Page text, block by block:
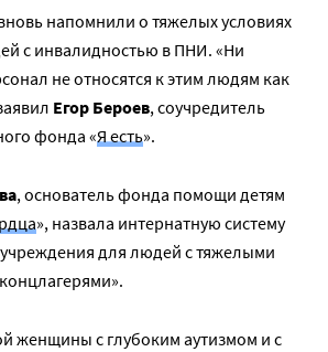
напомнили о тяжелых условиях
с инвалидностью в ПНИ. «Ни
не относятся к этим людям как
Егор Бероев, соучредитель
фонда «Я есть».
, основатель фонда помощи детям
», назвала интернатную систему
для людей с тяжелыми
женщины с глубоким аутизмом и с